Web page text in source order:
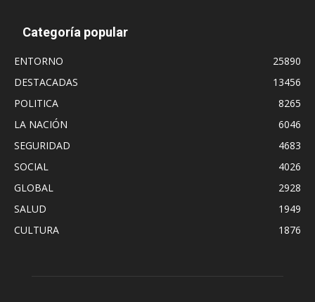
Categoría popular
ENTORNO
25890
DESTACADAS
13456
POLITICA
8265
LA NACIÓN
6046
SEGURIDAD
4683
SOCIAL
4026
GLOBAL
2928
SALUD
1949
CULTURA
1876